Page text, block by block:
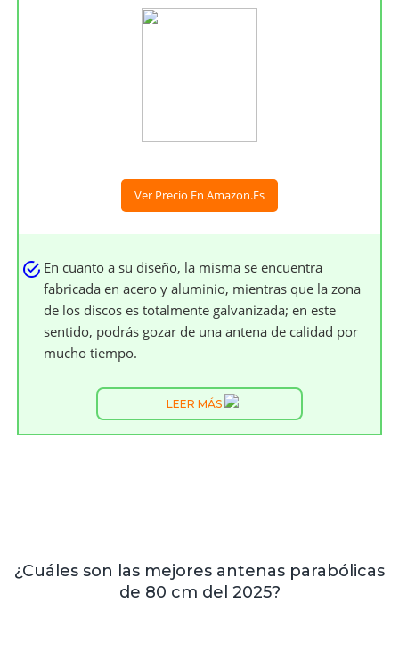
Ver Precio En Amazon.es
En cuanto a su diseño, la misma se encuentra
fabricada en acero y aluminio, mientras que la zona
de los discos es totalmente galvanizada; en este
sentido, podrás gozar de una antena de calidad por
mucho tiempo.
LEER MÁS
¿Cuáles son las mejores antenas parabólicas
de 80 cm del 2025?